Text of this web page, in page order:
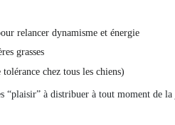
relancer dynamisme et énergie
grasses
chez tous les chiens)
“plaisir” à distribuer à tout moment de la